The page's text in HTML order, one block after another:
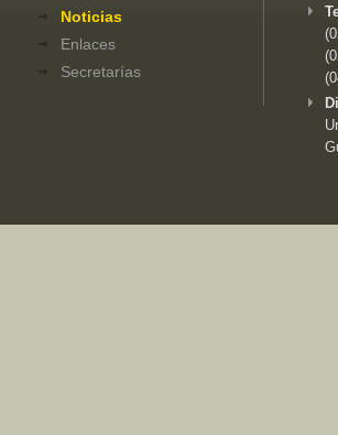
Noticias
Enlaces
Secretarías